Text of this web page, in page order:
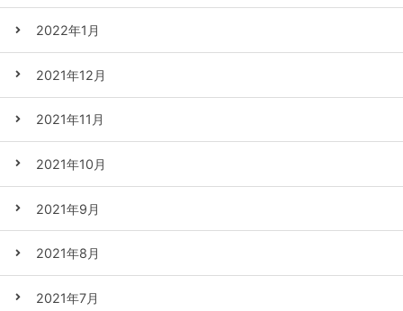
2022年1月
2021年12月
2021年11月
2021年10月
2021年9月
2021年8月
2021年7月